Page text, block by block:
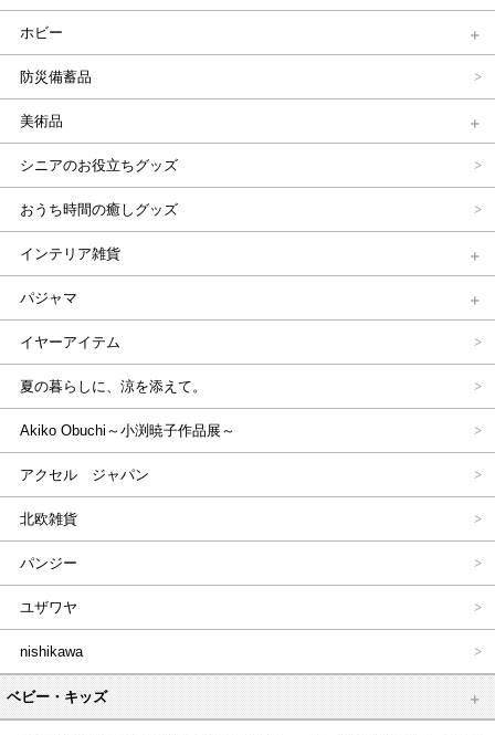
ホビー
防災備蓄品
美術品
シニアのお役立ちグッズ
おうち時間の癒しグッズ
インテリア雑貨
パジャマ
イヤーアイテム
夏の暮らしに、涼を添えて。
Akiko Obuchi～小渕暁子作品展～
アクセル ジャパン
北欧雑貨
パンジー
ユザワヤ
nishikawa
ベビー・キッズ